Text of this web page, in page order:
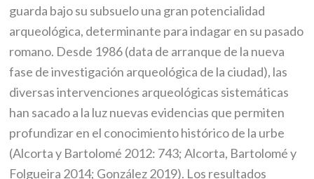
guarda bajo su subsuelo una gran potencialidad
arqueológica, determinante para indagar en su pasado
romano. Desde 1986 (data de arranque de la nueva
fase de investigación arqueológica de la ciudad), las
diversas intervenciones arqueológicas sistemáticas
han sacado a la luz nuevas evidencias que permiten
profundizar en el conocimiento histórico de la urbe
(Alcorta y Bartolomé 2012: 743; Alcorta, Bartolomé y
Folgueira 2014; González 2019). Los resultados